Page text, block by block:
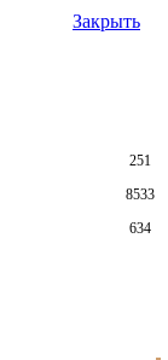
Закрыть
251
8533
634